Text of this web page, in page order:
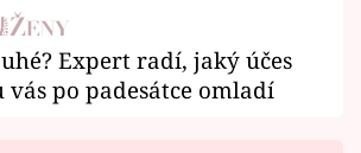
Expert radí, jaký účes
vás po padesátce omladí